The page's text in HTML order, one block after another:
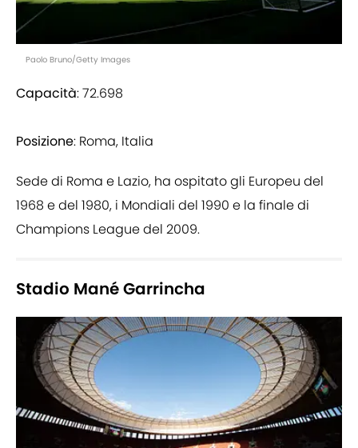
Paolo Bruno/Getty Images
Capacità: 72.698
Posizione: Roma, Italia
Sede di Roma e Lazio, ha ospitato gli Europeu del
1968 e del 1980, i Mondiali del 1990 e la finale di
Champions League del 2009.
Stadio Mané Garrincha